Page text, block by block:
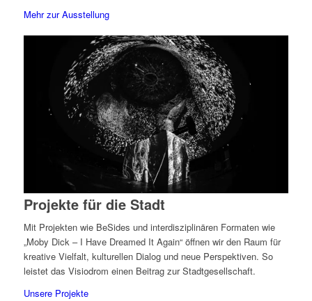
Mehr zur Ausstellung
Projekte für die Stadt
Mit Projekten wie BeSides und interdisziplinären Formaten wie
„Moby Dick – I Have Dreamed It Again“ öffnen wir den Raum für
kreative Vielfalt, kulturellen Dialog und neue Perspektiven. So
leistet das Visiodrom einen Beitrag zur Stadtgesellschaft.
Unsere Projekte